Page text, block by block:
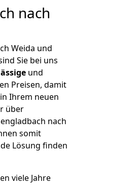
nach
Weida und
Sie bei uns
und
Preisen, damit
Ihrem neuen
über
nach
somit
Lösung finden
viele Jahre